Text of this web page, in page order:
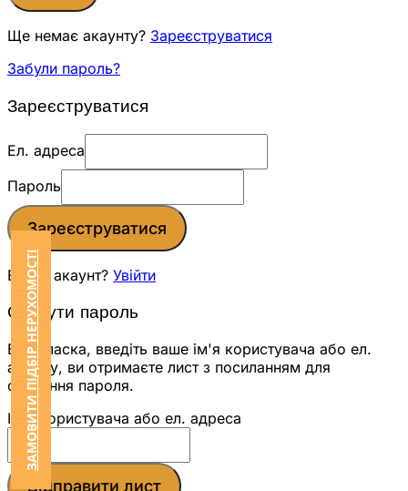
ЗАМОВИТИ ПІДБІР НЕРУХОМОСТІ
Ще немає акаунту? Зареєструватися
Забули пароль?
Зареєструватися
Ел. адреса
Пароль
Зареєструватися
Вже є акаунт? Увійти
Скинути пароль
Будь ласка, введіть ваше ім'я користувача або ел.
адресу, ви отримаєте лист з посиланням для
скидання пароля.
Ім'я користувача або ел. адреса
Відправити лист